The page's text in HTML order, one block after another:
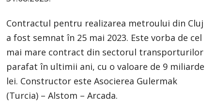
Contractul pentru realizarea metroului din Cluj
a fost semnat în 25 mai 2023. Este vorba de cel
mai mare contract din sectorul transporturilor
parafat în ultimii ani, cu o valoare de 9 miliarde
lei. Constructor este Asocierea Gulermak
(Turcia) – Alstom – Arcada.